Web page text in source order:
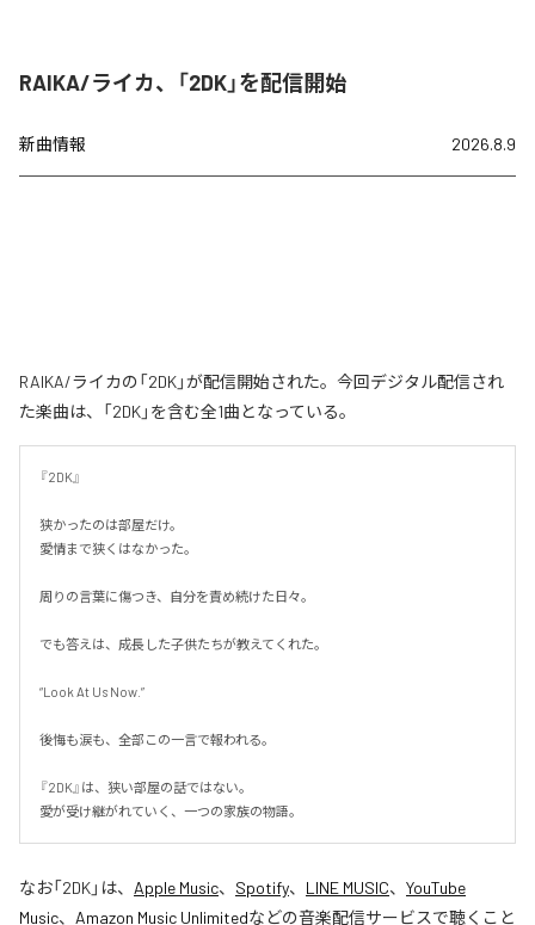
RAIKA/ライカ、「2DK」を配信開始
新曲情報 2026.8.9
RAIKA/ライカの「2DK」が配信開始された。今回デジタル配信され
た楽曲は、「2DK」を含む全1曲となっている。
『2DK』
狭かったのは部屋だけ。
愛情まで狭くはなかった。
周りの言葉に傷つき、自分を責め続けた日々。
でも答えは、成長した子供たちが教えてくれた。
“Look At Us Now.”
後悔も涙も、全部この一言で報われる。
『2DK』は、狭い部屋の話ではない。
愛が受け継がれていく、一つの家族の物語。
なお「2DK」は、 Apple Music、 Spotify、 LINE MUSIC、 YouTube
Music、 Amazon Music Unlimitedなどの音楽配信サービスで聴くこと